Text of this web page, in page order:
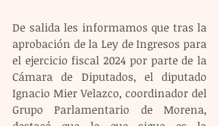
De salida les informamos que tras la
aprobación de la Ley de Ingresos para
el ejercicio fiscal 2024 por parte de la
Cámara de Diputados, el diputado
Ignacio Mier Velazco, coordinador del
Grupo Parlamentario de Morena,